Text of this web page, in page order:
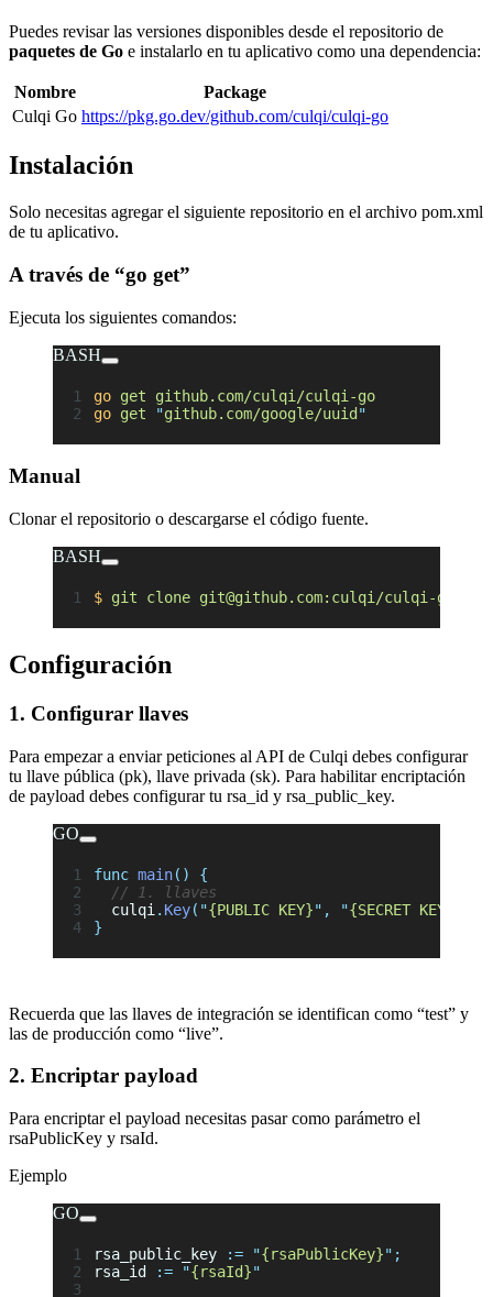
Puedes revisar las versiones disponibles desde el repositorio de
paquetes de Go e instalarlo en tu aplicativo como una dependencia:
Nombre
Package
Culqi Go https://pkg.go.dev/github.com/culqi/culqi-go
Instalación
Solo necesitas agregar el siguiente repositorio en el archivo pom.xml
de tu aplicativo.
A través de “go get”
Ejecuta los siguientes comandos:
BASH
go get github.com/culqi/culqi-go
go get "github.com/google/uuid "
Manual
Clonar el repositorio o descargarse el código fuente.
BASH
$ git clone git@github.com:culqi/culqi-go.git
Configuración
1. Configurar llaves
Para empezar a enviar peticiones al API de Culqi debes configurar
tu llave pública (pk), llave privada (sk). Para habilitar encriptación
de payload debes configurar tu rsa_id y rsa_public_key.
GO
func main()
{
  // 1. llaves
  culqi
. Key( "{PUBLIC KEY}" , "{SECRET KEY}
}
Recuerda que las llaves de integración se identifican como “test” y
las de producción como “live”.
2. Encriptar payload
Para encriptar el payload necesitas pasar como parámetro el
rsaPublicKey y rsaId.
Ejemplo
GO
rsa_public_key := "{rsaPublicKey}" ;
rsa_id
:= "{rsaId}"